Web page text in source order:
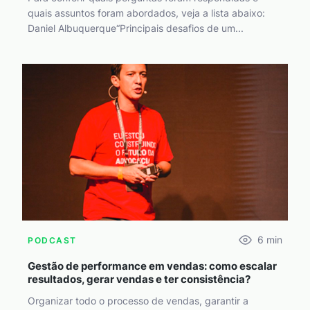
quais assuntos foram abordados, veja a lista abaixo:
Daniel Albuquerque“Principais desafios de um...
PODCAST 6 min
Gestão de performance em vendas: como escalar
resultados, gerar vendas e ter consistência?
Organizar todo o processo de vendas, garantir a